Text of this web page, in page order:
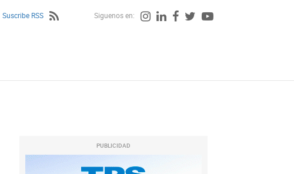
Suscribe RSS Siguenos en:
PUBLICIDAD